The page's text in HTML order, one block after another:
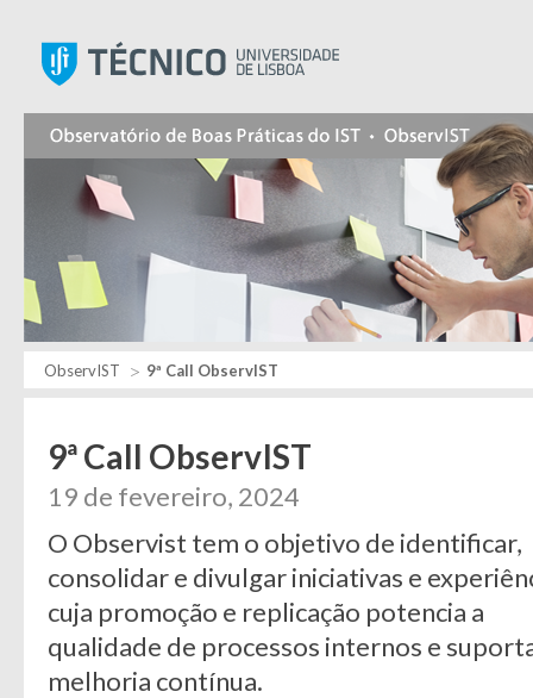
ObservIST 9ª Call ObservIST
9ª Call ObservIST
19 de fevereiro, 2024
O Observist tem o objetivo de identificar,
consolidar e divulgar iniciativas e
cuja promoção e replicação potencia a
qualidade de processos internos e
melhoria contínua.